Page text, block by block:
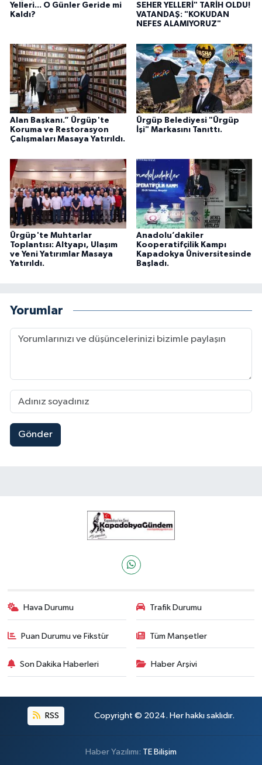
Yelleri... O Günler Geride mi
Kaldı?
SEHER YELLERİ" TARİH OLDU!
VATANDAŞ: "KOKUDAN
NEFES ALAMIYORUZ"
Alan Başkanı.” Ürgüp'te
Koruma ve Restorasyon
Çalışmaları Masaya Yatırıldı.
Ürgüp Belediyesi "Ürgüp
İşi" Markasını Tanıttı.
Ürgüp'te Muhtarlar
Toplantısı: Altyapı, Ulaşım
ve Yeni Yatırımlar Masaya
Yatırıldı.
Anadolu’dakiler
Kooperatifçilik Kampı
Kapadokya Üniversitesinde
Başladı.
Yorumlar
Gönder
Hava Durumu Trafik Durumu
Puan Durumu ve Fikstür Tüm Manşetler
Son Dakika Haberleri Haber Arşivi
RSS Copyright © 2024. Her hakkı saklıdır.
Haber Yazılımı: TE Bilişim